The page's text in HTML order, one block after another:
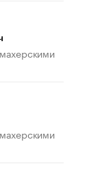
значат для